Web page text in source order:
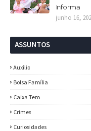
Informa
junho 16,
ASSUNTOS
Auxílio
Bolsa Família
Caixa Tem
Crimes
Curiosidades